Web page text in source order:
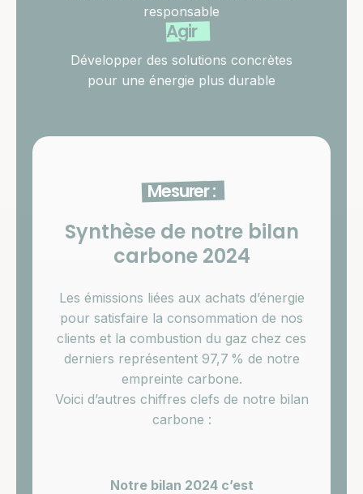
responsable
Agir
Développer des solutions concrètes
pour une énergie plus durable
Mesurer :
Synthèse de notre bilan
carbone 2024
Les émissions liées aux achats d’énergie
pour satisfaire la consommation de nos
clients et la combustion du gaz chez ces
derniers représentent 97,7 % de notre
empreinte carbone.
Voici d’autres chiffres clefs de notre bilan
carbone :
Notre bilan 2024 c’est